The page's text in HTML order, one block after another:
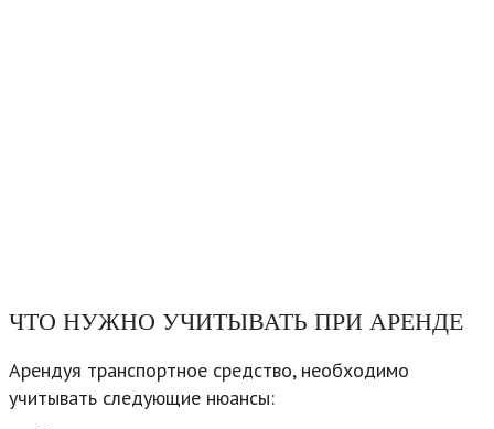
ЧТО НУЖНО УЧИТЫВАТЬ ПРИ АРЕНДЕ
Арендуя транспортное средство, необходимо
учитывать следующие нюансы: